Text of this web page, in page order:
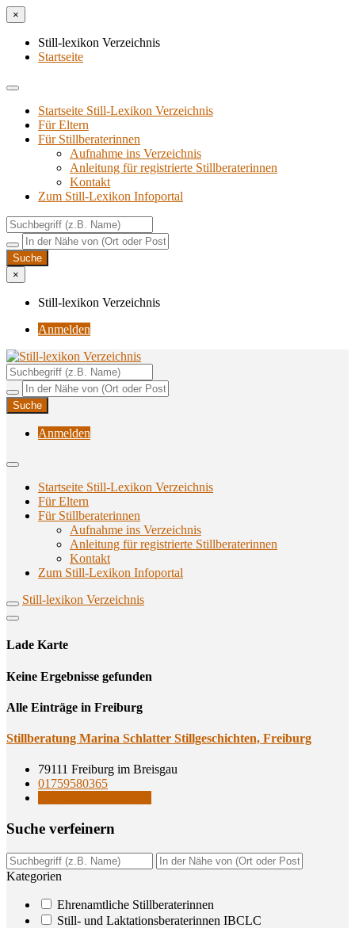
×
Still-lexikon Verzeichnis
Startseite
Startseite Still-Lexikon Verzeichnis
Für Eltern
Für Stillberaterinnen
Aufnahme ins Verzeichnis
Anlei­tung für regis­trier­te Stillberaterinnen
Kon­takt
Zum Still-Lexikon Infoportal
×
Still-lexikon Verzeichnis
Anmelden
Still-lexikon Verzeichnis
Unterstützungsangebote rund ums Stillen
Anmelden
Startseite Still-Lexikon Verzeichnis
Für Eltern
Für Stillberaterinnen
Aufnahme ins Verzeichnis
Anlei­tung für regis­trier­te Stillberaterinnen
Kon­takt
Zum Still-Lexikon Infoportal
Still-lexikon Verzeichnis
Lade Karte
Кeine Ergebnisse gefunden
Alle Einträge in Freiburg
Still­be­ra­tung Mari­na Schlat­ter Still­ge­schich­ten, Freiburg
79111 Freiburg im Breisgau
01759580365
Suche ver­fei­nern
Kategorien
Ehrenamtliche Stillberaterinnen
Still- und Laktationsberaterinnen IBCLC